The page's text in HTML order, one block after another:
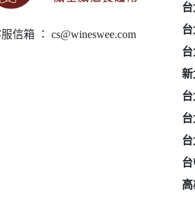
信箱 ： cs@wineswee.com
新